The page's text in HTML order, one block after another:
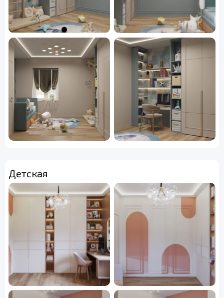
Детская